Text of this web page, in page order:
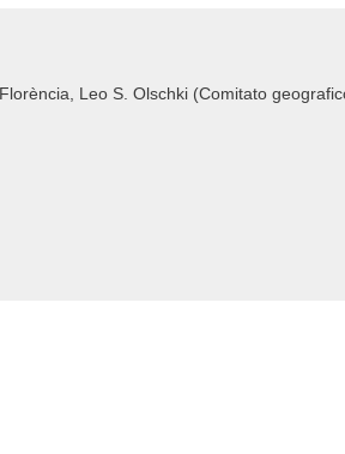
Leo S. Olschki (Comitato